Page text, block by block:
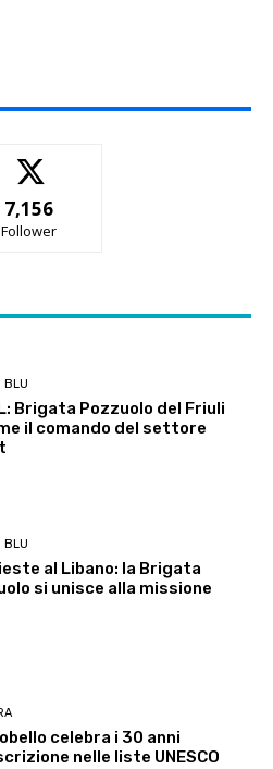
7,156
Follower
BLU
Brigata Pozzuolo del Friuli
il comando del settore
BLU
al Libano: la Brigata
si unisce alla missione
celebra i 30 anni
nelle liste UNESCO